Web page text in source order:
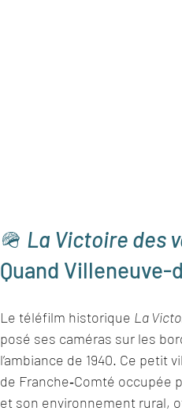
🪖 La Victoire des
Quand Villeneuve-
Le téléfilm historique La
posé ses caméras sur les
l’ambiance de 1940. Ce
de Franche‑Comté occupée
et son environnement rural,